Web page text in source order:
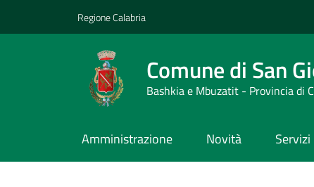
Regione Calabria
Comune di San
Bashkia e Mbuzatit - Provincia di
Amministrazione Novità Servizi